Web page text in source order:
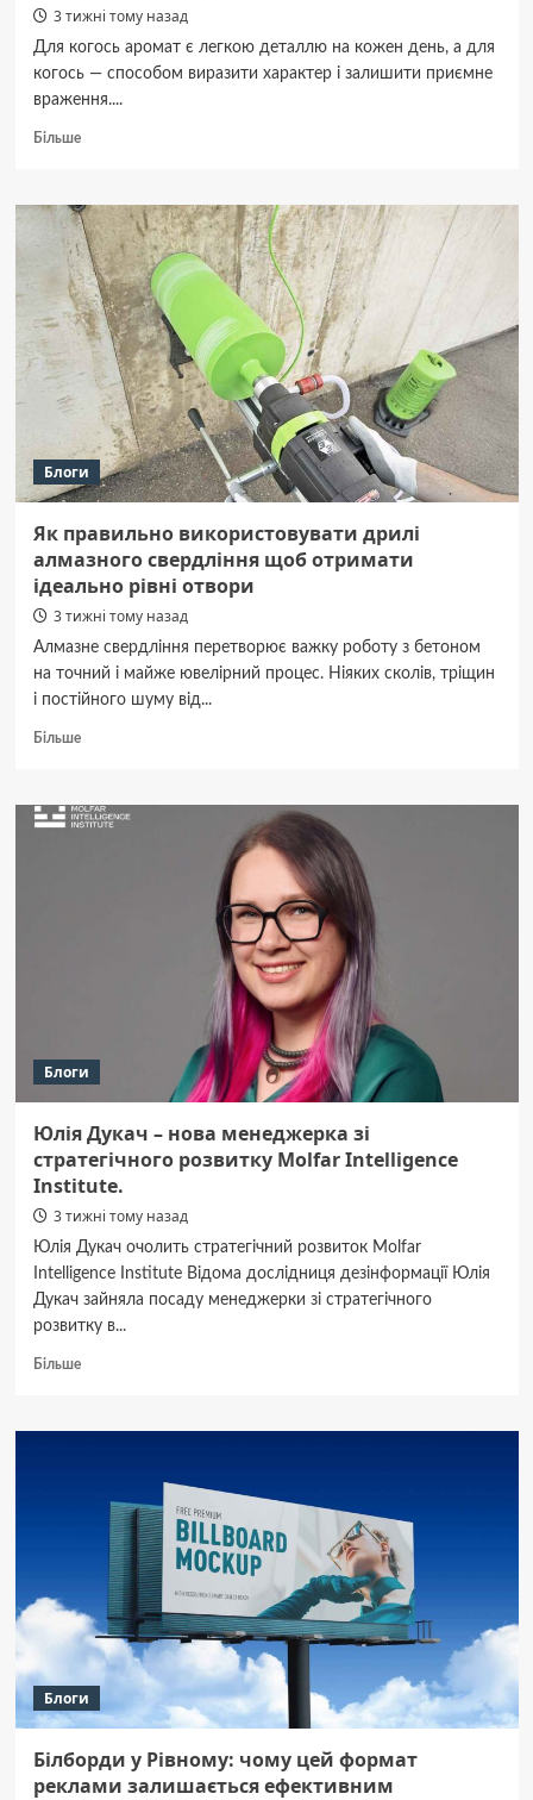
3 тижні тому назад
Для когось аромат є легкою деталлю на кожен день, а для
когось — способом виразити характер і залишити приємне
враження....
БільшеДокладніше
знайти
широкий
асортимент
парфумованої
води
Блоги
Як правильно використовувати дрилі
алмазного свердління щоб отримати
ідеально рівні отвори
3 тижні тому назад
Алмазне свердління перетворює важку роботу з бетоном
на точний і майже ювелірний процес. Ніяких сколів, тріщин
і постійного шуму від...
БільшеДокладніше
правильно
використовувати
Блоги
Юлія Дукач – нова менеджерка зі
стратегічного розвитку Molfar Intelligence
Institute.
3 тижні тому назад
Юлія Дукач очолить стратегічний розвиток Molfar
Intelligence Institute Відома дослідниця дезінформації Юлія
Дукач зайняла посаду менеджерки зі стратегічного
розвитку в...
БільшеДокладніше
Дукач
стратегічного
розвитку
Molfar
Intelligence
Institute.
Блоги
Білборди у Рівному: чому цей формат
реклами залишається ефективним